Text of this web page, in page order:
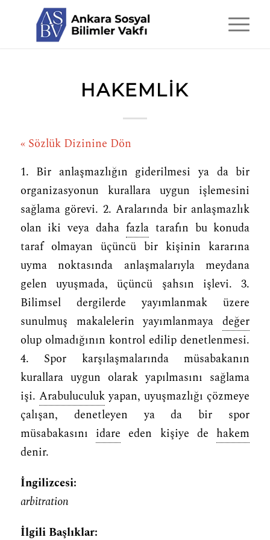
HAKEMLIK
« Sözlük Dizinine Dön
1. Bir anlaşmazlığın giderilmesi ya da bir
organizasyonun kurallara uygun işlemesini
sağlama görevi. 2. Aralarında bir anlaşmazlık
olan iki veya daha fazlatarafın bu konuda
taraf olmayan üçüncü bir kişinin kararına
uyma noktasında anlaşmalarıyla meydana
gelen uyuşmada, üçüncü şahsın işlevi. 3.
Bilimsel dergilerde yayımlanmak üzere
sunulmuş makalelerin yayımlanmayadeğer
olup olmadığının kontrol edilip denetlenmesi.
4. Spor karşılaşmalarında müsabakanın
kurallara uygun olarak yapılmasını sağlama
işi. Arabuluculukyapan, uyuşmazlığı çözmeye
çalışan, denetleyen ya da bir spor
müsabakasını idare eden kişiye de hakem
denir.
İngilizcesi:
arbitration
İlgili Başlıklar: